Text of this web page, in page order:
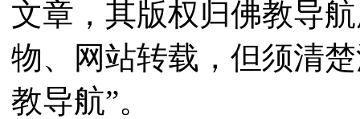
文章，其版权归佛教导
物、网站转载，但须清
教导航”。